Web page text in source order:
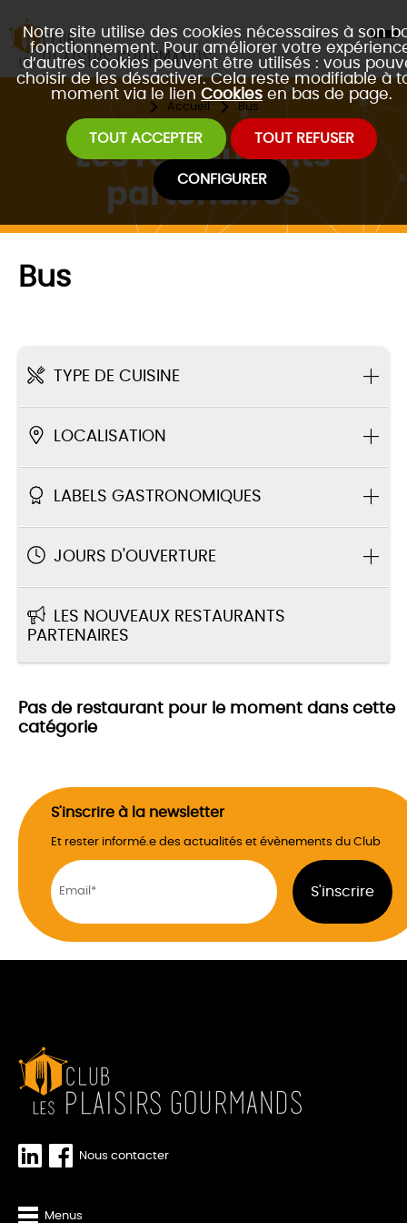
Notre site utilise des cookies nécessaires à son
fonctionnement. Pour améliorer votre
d’autres cookies peuvent être utilisés : vous
choisir de les désactiver. Cela reste modifiable à
moment via le lien Cookies en bas de page.
TOUT ACCEPTER TOUT REFUSER
CONFIGURER
Accueil Bus
Les restaurants
partenaires
Bus
TYPE DE CUISINE
LOCALISATION
LABELS GASTRONOMIQUES
JOURS D'OUVERTURE
LES NOUVEAUX RESTAURANTS
PARTENAIRES
Pas de restaurant pour le moment dans cette
catégorie
S'inscrire à la newsletter
Et rester informé.e des actualités et évènements du Club
Nous contacter
Menus